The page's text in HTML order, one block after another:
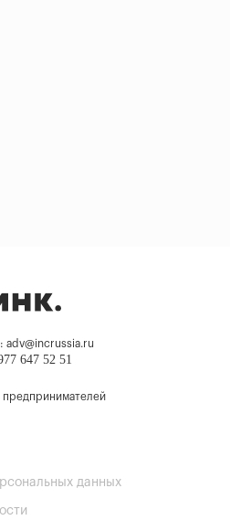
adv@incrussia.ru
647 52 51
предпринимателей
данных